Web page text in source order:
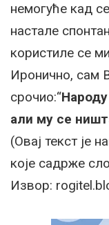
немогуће кад
настале
користиле се
Иронично, сам
срочио:“
али му се
(Овај текст је
које садрже
Извор: